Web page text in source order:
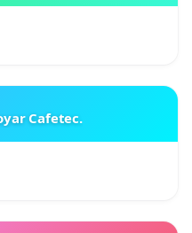
Cafetec.